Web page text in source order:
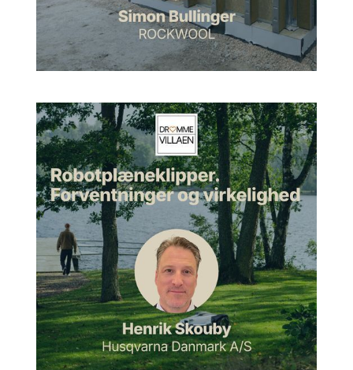
Morten:
Ja. Og det er jo også det, vi skal snakke om. Du er
her sådan i en privat kontekst, men jeg synes også, det var
vigtigt det her med at få din professionelle baggrund med,
fordi det I har gjort, det er, I har bygget et nyt hus.
certificeringen
Linda:Ja. Vi har bygget et nyt hus i Varde, og der har vi jo så
bygget et hus, der er DGNB-certificeret. Så derfor har vi haft
rigtig mange overvejelser omkring bæredygtighed, både i
forberedelse, men også selvfølgelig i udførelsen af byggeriet.
Morten:Ja. Spændende. Hvad er det for et hus, som I har
fået bygget?
Linda:Jamen altså, det er jo egentlig et almindeligt
parcelhus. Vi bor min mand og jeg, og så har vi vores to børn,
der bor her også. To teenagere. Og vi har så fået bygget
sådan et murstenshus på 220 kvadratmeter i et lidt kuperet
terræn.
Morten:Ja.
Linda:Så vi har haft lidt udfordringer med undergrunden og